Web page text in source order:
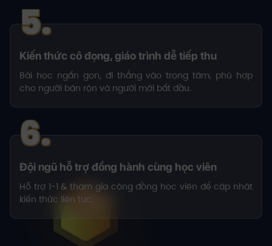
5.
Kiến thức cô đọng, giáo trình dễ tiếp thu
Bài học ngắn gọn, đi thẳng vào trọng tâm, phù hợp
cho người bận rộn và người mới bắt đầu.
6.
Đội ngũ hỗ trợ đồng hành cùng học viên
Hỗ trợ 1-1 & tham gia cộng đồng học viên để cập nhật
kiến thức liên tục.